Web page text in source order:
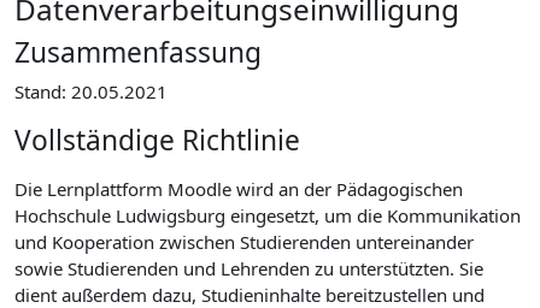
Datenverarbeitungseinwilligung
Zusammenfassung
Stand: 20.05.2021
Vollständige Richtlinie
Die Lernplattform Moodle wird an der Pädagogischen
Hochschule Ludwigsburg eingesetzt, um die Kommunikation
und Kooperation zwischen Studierenden untereinander
sowie Studierenden und Lehrenden zu unterstützten. Sie
dient außerdem dazu, Studieninhalte bereitzustellen und